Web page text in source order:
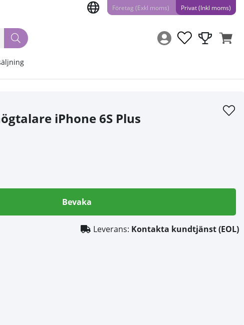
Företag (Exkl moms) Privat (Inkl moms)
iPhone 6S Plus
Bevaka
Leverans: Kontakta kundtjänst (EOL)